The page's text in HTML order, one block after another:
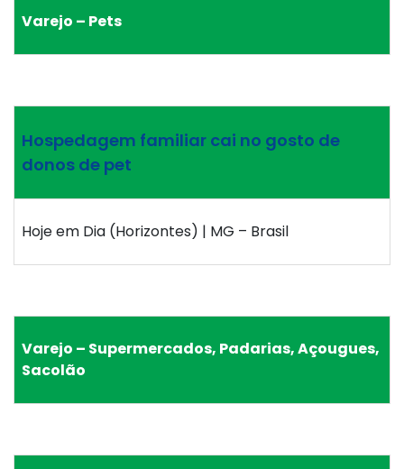
Varejo – Pets
Hospedagem familiar cai no gosto de
donos de pet
Hoje em Dia (Horizontes) | MG – Brasil
Varejo – Supermercados, Padarias, Açougues,
Sacolão